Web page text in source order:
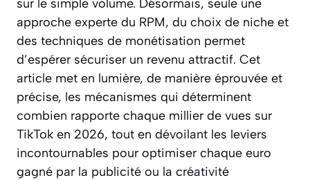
sur le simple volume. Désormais, seule une
approche experte du RPM, du choix de niche et
des techniques de monétisation permet
d’espérer sécuriser un revenu attractif. Cet
article met en lumière, de manière éprouvée et
précise, les mécanismes qui déterminent
combien rapporte chaque millier de vues sur
TikTok en 2026, tout en dévoilant les leviers
incontournables pour optimiser chaque euro
gagné par la publicité ou la créativité